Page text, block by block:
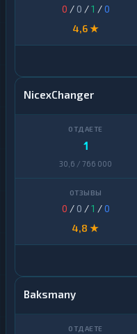
0 / 0 /1 /0
4,6 ★
NicexChanger
1
30,6 / 766 000
0 / 0 /1 /0
4,8 ★
Baksmany